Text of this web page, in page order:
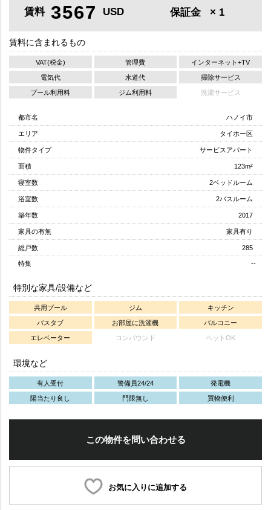
賃料 3567 USD 保証金 × 1
賃料に含まれるもの
VAT(税金) 管理費 インターネット+TV
電気代 水道代 掃除サービス
プール利用料 ジム利用料 洗濯サービス
都市名 ハノイ市
エリア タイホー区
物件タイプ サービスアパート
面積 123m²
寝室数 2ベッドルーム
浴室数 2バスルーム
築年数 2017
家具の有無 家具有り
総戸数 285
特集 --
特別な家具/設備など
共用プール ジム キッチン
バスタブ お部屋に洗濯機 バルコニー
エレベーター コンパウンド ペットOK
環境など
有人受付 警備員24/24 発電機
陽当たり良し 門限無し 買物便利
この物件を問い合わせる
お気に入りに追加する